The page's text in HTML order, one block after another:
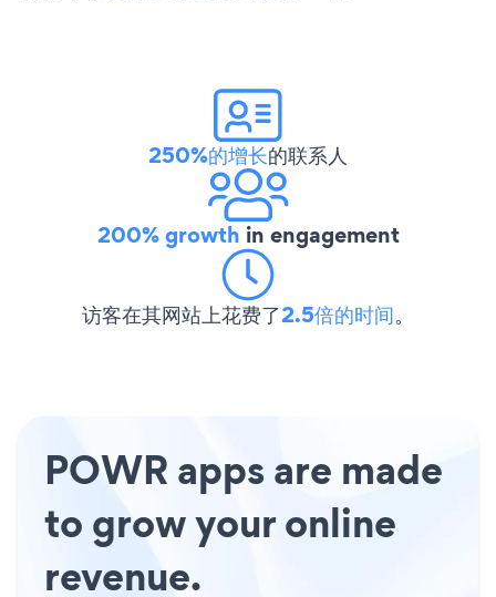
250%的增长的联系人
200% growth in engagement
访客在其网站上花费了2.5倍的时间。
POWR apps are made
to grow your online
revenue.